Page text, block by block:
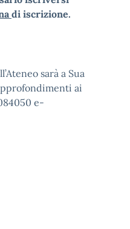
di iscrizione.
sarà a Sua
ai
e-